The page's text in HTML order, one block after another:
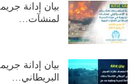
بيان إدانة
لمنشآت…
بيان إدانة
البريطاني…